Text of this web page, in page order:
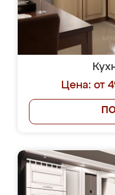
Цена: от